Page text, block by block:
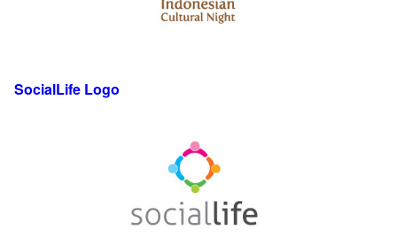
SocialLife Logo